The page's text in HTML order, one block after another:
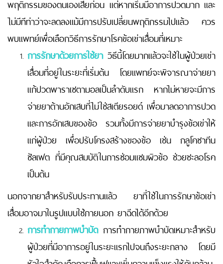
พฤติกรรมของตนเองเสียก่อน แต่หากเริ่มมีอาการปวดมาก และ
ไม่มีทีท่าว่าจะลดลงแม้มีการปรับเปลี่ยนพฤติกรรมไปแล้ว ควร
พบแพทย์เพื่อเลือกวิธีการรักษาโรคข้อเข่าเสื่อมที่เหมาะ
การรักษาด้วยการใช้ยา วิธีนี้โดยมากแล้วจะใช้ในผู้ป่วยเข่า
เสื่อมที่อยู่ในระยะที่เริ่มต้น โดยแพทย์จะพิจารณาจ่ายยา
แก้ปวดพาราเซตามอลเป็นลำดับแรก หากไม่หายจะมีการ
จ่ายยาต้านอักเสบที่ไม่ใช่สเตียรอยด์ เพื่อมาลดอาการปวด
และการอักเสบของข้อ รวมทั้งมีการจ่ายยาบำรุงข้อเข่าให้
แก่ผู้ป่วย เพื่อปรับโครงสร้างของข้อ เช่น กลูโคซาทีน
ซัลเฟต ที่มีคุณสมบัติในการซ่อมแซมผิวข้อ ช่วยชะลอโรค
เป็นต้น
นอกจากยาสำหรับรับประทานแล้ว ยาที่ใช้ในการรักษาข้อเข่า
เสื่อมอาจมาในรูปแบบใช้ภายนอก ยาฉีดได้อีกด้วย
การทำกายภาพบำบัดการทำกายภาพบำบัดเหมาะสำหรับ
ผู้ป่วยที่มีอาการอยู่ในระยะแรกไปจนถึงระยะกลาง โดยมี